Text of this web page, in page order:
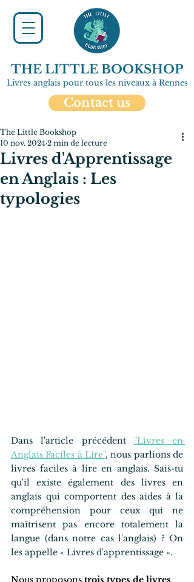
THE LITTLE BOOKSHOP
Livres anglais pour tous les niveaux à Rennes
Contact us
Livres d'Apprentissage
en Anglais : Les
typologies
The Little Bookshop
10 nov. 2024 2 min de lecture
Dans l'article précédent "Livres en
Anglais Faciles à Lire", nous parlions de
livres faciles à lire en anglais. Sais-tu
qu'il existe également des livres en
anglais qui comportent des aides à la
compréhension pour ceux qui ne
maîtrisent pas encore totalement la
langue (dans notre cas l'anglais) ? On
les appelle « Livres d'apprentissage ».